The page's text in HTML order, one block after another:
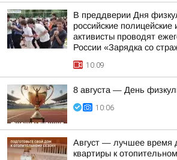
В преддверии Дня
российские
активисты проводят
России «Зарядка со
10:09
8 августа — День
10:06
Август — лучшее время
квартиры к